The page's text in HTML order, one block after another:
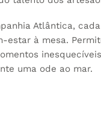
Atlântica,
estar à mesa.
uma ode ao mar.